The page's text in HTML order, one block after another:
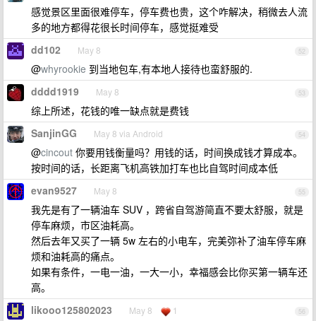
感觉景区里面很难停车，停车费也贵，这个咋解决，稍微去人流
多的地方都得花很长时间停车，感觉挺难受
52
dd102 May 8
@whyrookie 到当地包车,有本地人接待也蛮舒服的.
53
dddd1919 May 8
综上所述，花钱的唯一缺点就是费钱
54
SanjinGG May 8 via Android
@cincout 你要用钱衡量吗？用钱的话，时间换成钱才算成本。
按时间的话，长距离飞机高铁加打车也比自驾时间成本低
55
evan9527 May 8
我先是有了一辆油车 SUV ，跨省自驾游简直不要太舒服，就是
停车麻烦，市区油耗高。
然后去年又买了一辆 5w 左右的小电车，完美弥补了油车停车麻
烦和油耗高的痛点。
如果有条件，一电一油，一大一小，幸福感会比你买第一辆车还
高。
56
likooo125802023 May 8 1